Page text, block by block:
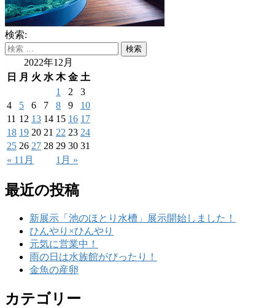
検索:
2022年12月
日
月 火 水 木 金 土
« 11月 1月 »
1 2
3
4
5 6 7 8 9
10
11 12 13 14 15 16 17
18 19 20 21 22 23 24
25 26 27 28 29 30 31
最近の投稿
新展示「池のほとり水槽」展示開始しました！
ひんやり×ひんやり
元気に営業中！
雨の日は水族館がぴったり！
金魚の産卵
カテゴリー